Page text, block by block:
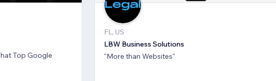
Top Google
FL, US
LBW Business Solutions
"More than Websites"